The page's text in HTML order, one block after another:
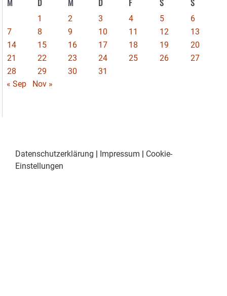
M D M D F S S
1 2 3 4 5
6
7
8 9 10 11 12
13
14
15 16 17 18 19
20
21
22 23 24 25 26
27
28
29 30
31
« Sep
Nov »
Datenschutzerklärung | Impressum | Cookie-
Einstellungen